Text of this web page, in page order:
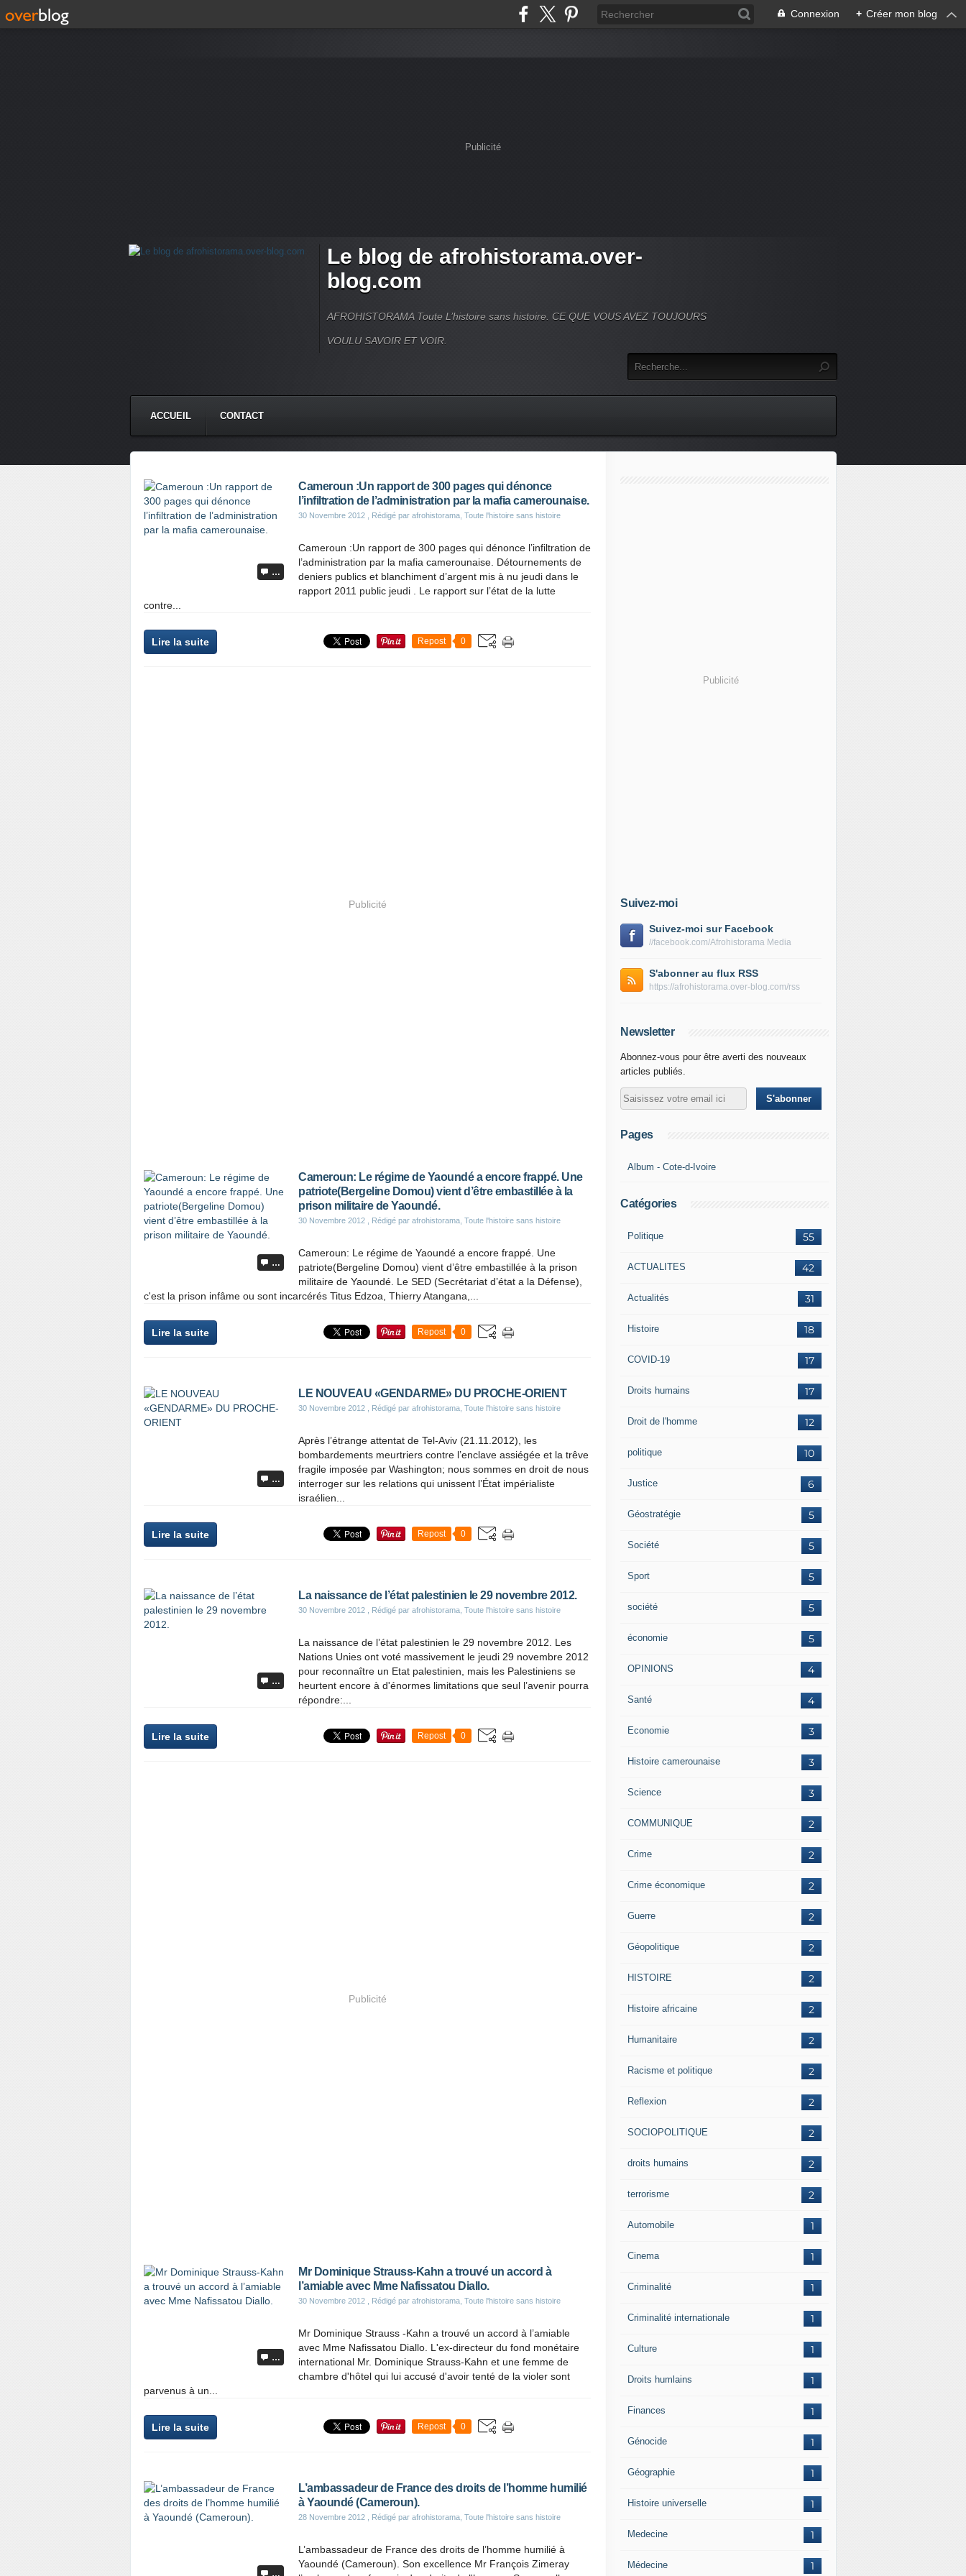
Connexion + Créer mon blog
Publicité
Le blog de afrohistorama.over-
blog.com
AFROHISTORAMA Toute L’histoire sans histoire. CE QUE VOUS AVEZ TOUJOURS
VOULU SAVOIR ET VOIR.
ACCUEIL CONTACT
…
Cameroun :Un rapport de 300 pages qui dénonce
l’infiltration de l’administration par la mafia camerounaise.
30 Novembre 2012 , Rédigé par afrohistorama, Toute l'histoire sans histoire
Cameroun :Un rapport de 300 pages qui dénonce l’infiltration de
l’administration par la mafia camerounaise. Détournements de
deniers publics et blanchiment d’argent mis à nu jeudi dans le
rapport 2011 public jeudi . Le rapport sur l’état de la lutte
contre...
Lire la suite Repost 0
Publicité
…
Cameroun: Le régime de Yaoundé a encore frappé. Une
patriote(Bergeline Domou) vient d’être embastillée à la
prison militaire de Yaoundé.
30 Novembre 2012 , Rédigé par afrohistorama, Toute l'histoire sans histoire
Cameroun: Le régime de Yaoundé a encore frappé. Une
patriote(Bergeline Domou) vient d’être embastillée à la prison
militaire de Yaoundé. Le SED (Secrétariat d’état a la Défense),
c'est la prison infâme ou sont incarcérés Titus Edzoa, Thierry Atangana,...
Lire la suite Repost 0
…
LE NOUVEAU «GENDARME» DU PROCHE-ORIENT
30 Novembre 2012 , Rédigé par afrohistorama, Toute l'histoire sans histoire
Après l’étrange attentat de Tel-Aviv (21.11.2012), les
bombardements meurtriers contre l’enclave assiégée et la trêve
fragile imposée par Washington; nous sommes en droit de nous
interroger sur les relations qui unissent l’État impérialiste
israélien...
Lire la suite Repost 0
…
La naissance de l’état palestinien le 29 novembre 2012.
30 Novembre 2012 , Rédigé par afrohistorama, Toute l'histoire sans histoire
La naissance de l’état palestinien le 29 novembre 2012. Les
Nations Unies ont voté massivement le jeudi 29 novembre 2012
pour reconnaître un Etat palestinien, mais les Palestiniens se
heurtent encore à d'énormes limitations que seul l’avenir pourra
répondre:...
Lire la suite Repost 0
Publicité
…
Mr Dominique Strauss-Kahn a trouvé un accord à
l’amiable avec Mme Nafissatou Diallo.
30 Novembre 2012 , Rédigé par afrohistorama, Toute l'histoire sans histoire
Mr Dominique Strauss -Kahn a trouvé un accord à l’amiable
avec Mme Nafissatou Diallo. L'ex-directeur du fond monétaire
international Mr. Dominique Strauss-Kahn et une femme de
chambre d'hôtel qui lui accusé d'avoir tenté de la violer sont
parvenus à un...
Lire la suite Repost 0
…
L’ambassadeur de France des droits de l’homme humilié
à Yaoundé (Cameroun).
28 Novembre 2012 , Rédigé par afrohistorama, Toute l'histoire sans histoire
L’ambassadeur de France des droits de l’homme humilié à
Yaoundé (Cameroun). Son excellence Mr François Zimeray
Publicité
Suivez-moi
Suivez-moi sur Facebook
//facebook.com/Afrohistorama Media
S'abonner au flux RSS
https://afrohistorama.over-blog.com/rss
Newsletter
Abonnez-vous pour être averti des nouveaux
articles publiés.
Pages
Album - Cote-d-Ivoire
Catégories
55
Politique
42
ACTUALITES
31
Actualités
18
Histoire
17
COVID-19
17
Droits humains
12
Droit de l'homme
10
politique
6
Justice
5
Géostratégie
5
Société
5
Sport
5
société
5
économie
4
OPINIONS
4
Santé
3
Economie
3
Histoire camerounaise
3
Science
2
COMMUNIQUE
2
Crime
2
Crime économique
2
Guerre
2
Géopolitique
2
HISTOIRE
2
Histoire africaine
2
Humanitaire
2
Racisme et politique
2
Reflexion
2
SOCIOPOLITIQUE
2
droits humains
2
terrorisme
1
Automobile
1
Cinema
1
Criminalité
1
Criminalité internationale
1
Culture
1
Droits humlains
1
Finances
1
Génocide
1
Géographie
1
Histoire universelle
1
Medecine
1
Médecine